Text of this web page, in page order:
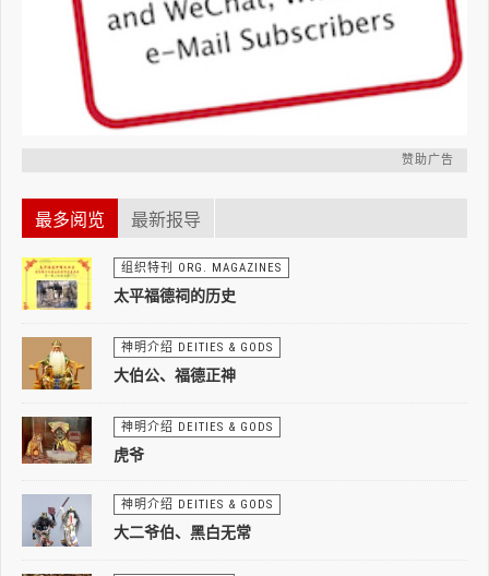
赞助广告
最多阅览 最新报导
组织特刊 ORG. MAGAZINES
太平福德祠的历史
神明介绍 DEITIES & GODS
大伯公、福德正神
神明介绍 DEITIES & GODS
虎爷
神明介绍 DEITIES & GODS
大二爷伯、黑白无常